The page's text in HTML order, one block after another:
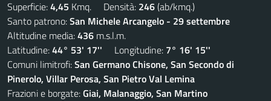
Superficie:4,45 Kmq. Densità: 246(ab/kmq.)
Santo patrono:San Michele Arcangelo - 29 settembre
Altitudine media:436 m.s.l.m.
Latitudine:44° 53' 17'' Longitudine: 7° 16' 15''
Comuni limitrofi:San Germano Chisone, San Secondo di
Pinerolo, Villar Perosa, San Pietro Val Lemina
Frazioni e borgate:Giai, Malanaggio, San Martino